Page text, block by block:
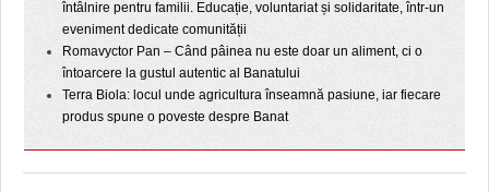
întâlnire pentru familii. Educație, voluntariat și solidaritate, într-un
eveniment dedicate comunității
Romavyctor Pan – Când pâinea nu este doar un aliment, ci o
întoarcere la gustul autentic al Banatului
Terra Biola: locul unde agricultura înseamnă pasiune, iar fiecare
produs spune o poveste despre Banat